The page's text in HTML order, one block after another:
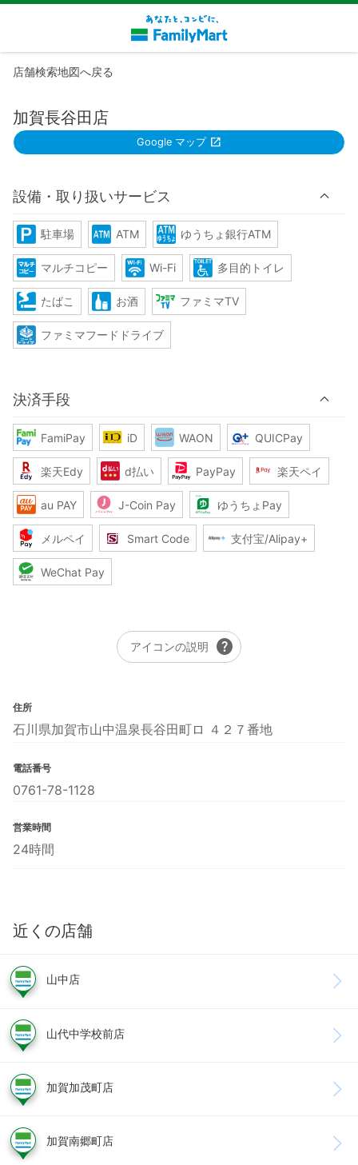
店舗検索地図へ戻る
加賀長谷田店
Google マップ
設備・取り扱いサービス
駐車場 ATM ゆうちょ銀行ATM
マルチコピー Wi-Fi 多目的トイレ
たばこ お酒 ファミマTV
ファミマフードドライブ
決済手段
FamiPay iD WAON QUICPay
楽天Edy d払い PayPay 楽天ペイ
au PAY J-Coin Pay ゆうちょPay
メルペイ Smart Code 支付宝/Alipay+
WeChat Pay
アイコンの説明 help
住所
石川県加賀市山中温泉長谷田町ロ ４２７番地
電話番号
0761-78-1128
営業時間
24時間
近くの店舗
山中店
山代中学校前店
加賀加茂町店
加賀南郷町店